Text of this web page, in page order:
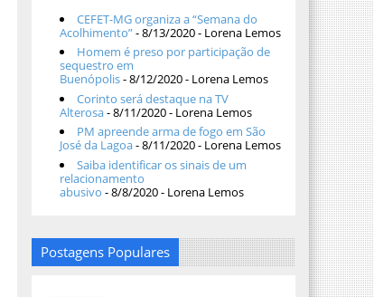
CEFET-MG organiza a “Semana do
Acolhimento”- 8/13/2020- Lorena Lemos
Homem é preso por participação de
sequestro em
Buenópolis- 8/12/2020- Lorena Lemos
Corinto será destaque na TV
Alterosa- 8/11/2020- Lorena Lemos
PM apreende arma de fogo em São
José da Lagoa- 8/11/2020- Lorena Lemos
Saiba identificar os sinais de um
relacionamento
abusivo - 8/8/2020- Lorena Lemos
Postagens Populares